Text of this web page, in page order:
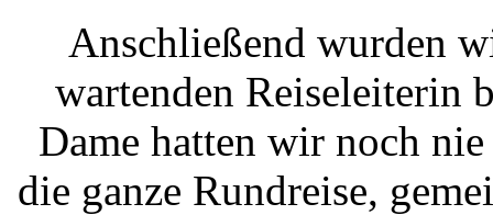
Anschließend wurden
wartenden Reiseleiterin
Dame hatten wir noch
die ganze Rundreise,